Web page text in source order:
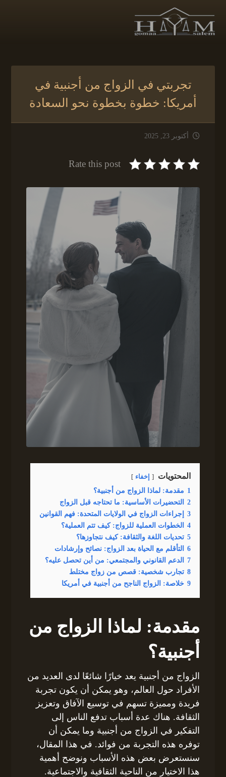
تجربتي في الزواج من أجنبية في
أمريكا: خطوة بخطوة نحو السعادة
أكتوبر 23, 2025
Rate this post
المحتويات إخفاء
1 مقدمة: لماذا الزواج من أجنبية؟
2 التحضيرات الأساسية: ما تحتاجه قبل الزواج
3 إجراءات الزواج في الولايات المتحدة: فهم القوانين
4 الخطوات العملية للزواج: كيف تتم العملية؟
5 تحديات اللغة والثقافة: كيف نتجاوزها؟
6 التأقلم مع الحياة بعد الزواج: نصائح وإرشادات
7 الدعم القانوني والمجتمعي: من أين تحصل عليه؟
8 تجارب شخصية: قصص من زواج مختلط
9 خلاصة: الزواج الناجح من أجنبية في أمريكا
مقدمة: لماذا الزواج من
أجنبية؟
الزواج من أجنبية يعد خيارًا شائعًا لدى العديد من
الأفراد حول العالم، وهو يمكن أن يكون تجربة
فريدة ومميزة تسهم في توسيع الآفاق وتعزيز
الثقافة. هناك عدة أسباب تدفع الناس إلى
التفكير في الزواج من أجنبية وما يمكن أن
توفره هذه التجربة من فوائد. في هذا المقال،
سنستعرض بعض هذه الأسباب ونوضح أهمية
هذا الاختيار من الناحية الثقافية والاجتماعية.